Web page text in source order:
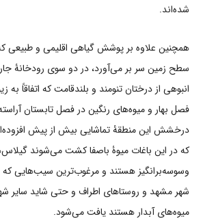
شده‌اند.
همچنین علاوه بر پوشش گیاهی اقلیمی و طبیعی
سطح زمین سر بر می‌آورد، در دو سوی رودخانۀ
انبوهی از درختان تنومند و بلندقامت که اتفاقاً به
فصل بهار و میوه‌های رنگین در فصل تابستان
درخشش این منطقۀ تماشایی بیش از پیش
که در این باغات میوۀ باصفا کشت می‌شوند
وسوسه‌برانگیز هستند و مرغوب‌ترین سیب‌هایی که
شهر مشهد و روستاهای اطراف و حتی شاید سایر
میوه‌های آبدار هستند یافت می‌شود.